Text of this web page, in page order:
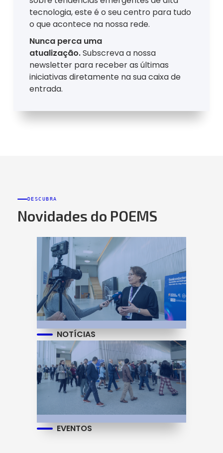
tecnologia, este é o seu centro para tudo
o que acontece na nossa rede.
Nunca perca uma
atualização.Subscreva a nossa
newsletter para receber as últimas
iniciativas diretamente na sua caixa de
entrada.
DESCUBRA
Novidades do POEMS
NOTÍCIAS
EVENTOS